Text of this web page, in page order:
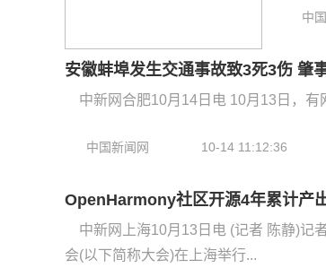
中
安徽蚌埠发生交通事故致3死3伤 肇
中新网合肥10月14日电 10月13日，
中国新闻网 10-14 11:12:36
OpenHarmony社区开源4年累计产
中新网上海10月13日电 (记者 陈静)记
会(以下简称大会)在上海举行...